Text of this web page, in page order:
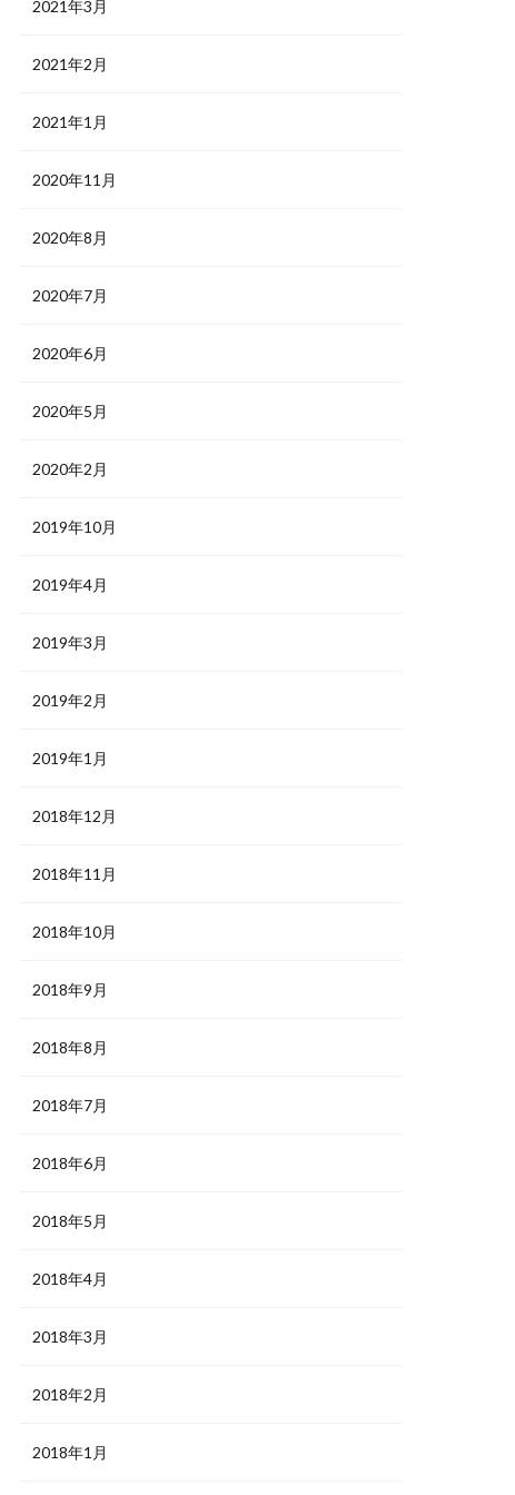
2021年3月
2021年2月
2021年1月
2020年11月
2020年8月
2020年7月
2020年6月
2020年5月
2020年2月
2019年10月
2019年4月
2019年3月
2019年2月
2019年1月
2018年12月
2018年11月
2018年10月
2018年9月
2018年8月
2018年7月
2018年6月
2018年5月
2018年4月
2018年3月
2018年2月
2018年1月